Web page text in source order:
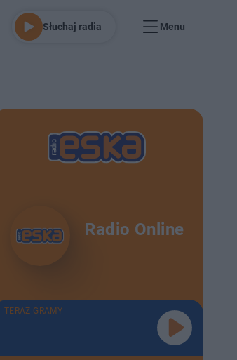
Słuchaj radia Menu
Radio Online
TERAZ GRAMY